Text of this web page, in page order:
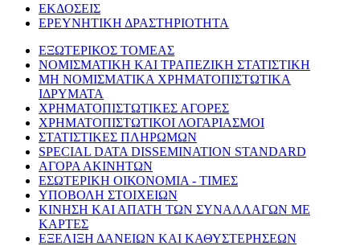
ΕΚΔΟΣΕΙΣ
ΕΡΕΥΝΗΤΙΚΗ ΔΡΑΣΤΗΡΙΟΤΗΤΑ
ΕΞΩΤΕΡΙΚΟΣ ΤΟΜΕΑΣ
ΝΟΜΙΣΜΑΤΙΚΗ ΚΑΙ ΤΡΑΠΕΖΙΚΗ ΣΤΑΤΙΣΤΙΚΗ
ΜΗ ΝΟΜΙΣΜΑΤΙΚΑ ΧΡΗΜΑΤΟΠΙΣΤΩΤΙΚΑ
ΙΔΡΥΜΑΤΑ
ΧΡΗΜΑΤΟΠΙΣΤΩΤΙΚΕΣ ΑΓΟΡΕΣ
ΧΡΗΜΑΤΟΠΙΣΤΩΤΙΚΟΙ ΛΟΓΑΡΙΑΣΜΟΙ
ΣΤΑΤΙΣΤΙΚΕΣ ΠΛΗΡΩΜΩΝ
SPECIAL DATA DISSEMINATION STANDARD
ΑΓΟΡΑ ΑΚΙΝΗΤΩΝ
ΕΣΩΤΕΡΙΚΗ ΟΙΚΟΝΟΜΙΑ - ΤΙΜΕΣ
ΥΠΟΒΟΛΗ ΣΤΟΙΧΕΙΩΝ
ΚΙΝΗΣΗ ΚΑΙ ΑΠΑΤΗ ΤΩΝ ΣΥΝΑΛΛΑΓΩΝ ΜΕ
ΚΑΡΤΕΣ
ΕΞΕΛΙΞΗ ΔΑΝΕΙΩΝ ΚΑΙ ΚΑΘΥΣΤΕΡΗΣΕΩΝ